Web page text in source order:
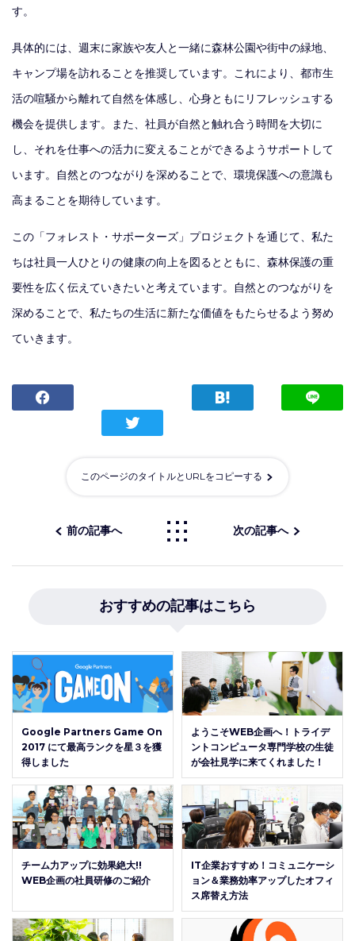
す。
具体的には、週末に家族や友人と一緒に森林公園や街中の緑地、
キャンプ場を訪れることを推奨しています。これにより、都市生
活の喧騒から離れて自然を体感し、心身ともにリフレッシュする
機会を提供します。また、社員が自然と触れ合う時間を大切に
し、それを仕事への活力に変えることができるようサポートして
います。自然とのつながりを深めることで、環境保護への意識も
高まることを期待しています。
この「フォレスト・サポーターズ」プロジェクトを通じて、私た
ちは社員一人ひとりの健康の向上を図るとともに、森林保護の重
要性を広く伝えていきたいと考えています。自然とのつながりを
深めることで、私たちの生活に新たな価値をもたらせるよう努め
ていきます。
このページのタイトルとURLをコピーする
前の記事へ 次の記事へ
おすすめの記事はこちら
Google Partners Game On
2017 にて最高ランクを星３を獲
得しました
ようこそWEB企画へ！トライデ
ントコンピュータ専門学校の生徒
が会社見学に来てくれました！
チーム力アップに効果絶大!!
WEB企画の社員研修のご紹介
IT企業おすすめ！コミュニケーシ
ョン＆業務効率アップしたオフィ
ス席替え方法